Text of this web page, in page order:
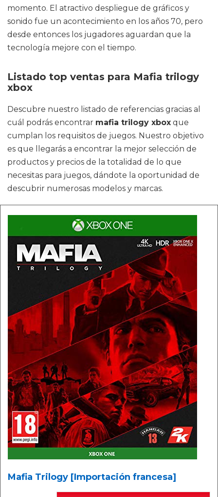
momento. El atractivo despliegue de gráficos y
sonido fue un acontecimiento en los años 70, pero
desde entonces los jugadores aguardan que la
tecnología mejore con el tiempo.
Listado top ventas para Mafia trilogy
xbox
Descubre nuestro listado de referencias gracias al
cuál podrás encontrar mafia trilogy xbox que
cumplan los requisitos de juegos. Nuestro objetivo
es que llegarás a encontrar la mejor selección de
productos y precios de la totalidad de lo que
necesitas para juegos, dándote la oportunidad de
descubrir numerosas modelos y marcas.
Mafia Trilogy [Importación francesa]